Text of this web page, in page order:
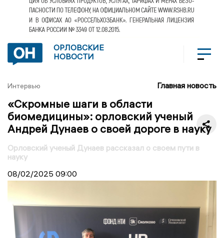
ОРЛОВСКИЕ
НОВОСТИ
Интервью Главная новость
«Скромные шаги в области
биомедицины»: орловский ученый
Андрей Дунаев о своей дороге в науку
Орловский ученый Дунаев рассказал о своем пути в
науку
08/02/2025 09:00